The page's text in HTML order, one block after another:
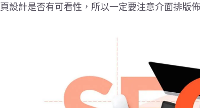
頁設計是否有可看性，所以一定要注意介面排版